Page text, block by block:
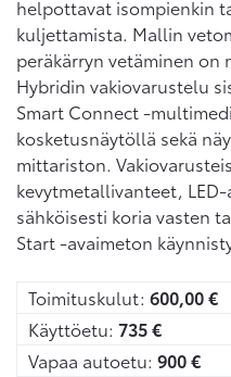
helpottavat isompienkin
kuljettamista. Mallin
peräkärryn vetäminen
Hybridin vakiovarustelu
Smart Connect -
kosketusnäytöllä sekä
mittariston.
kevytmetallivanteet,
sähköisesti koria vasten
Start -avaimeton
Toimituskulut: 600,00€
Käyttöetu: 735€
Vapaa autoetu: 900€